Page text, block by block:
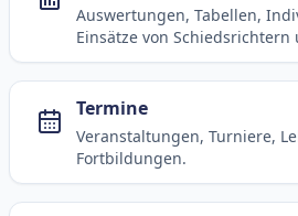
Auswertungen, Tabellen,
Einsätze von Schiedsrichtern
Termine
Veranstaltungen, Turniere,
Fortbildungen.